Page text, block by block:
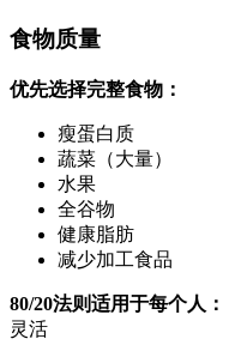
食物质量
优先选择完整食物：
瘦蛋白质
蔬菜（大量）
水果
全谷物
健康脂肪
减少加工食品
80/20法则适用于每个人：
灵活